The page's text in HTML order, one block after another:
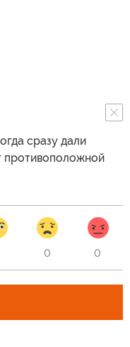
сразу дали
противоположной
0 0